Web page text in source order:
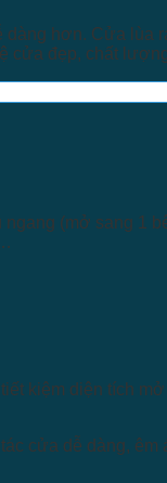
hơn. Cửa lùa
cửa đẹp, chất
(mở sang 1
kiệm diện tích
cửa dễ dàng, êm